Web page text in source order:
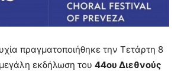
πραγματοποιήθηκε την Τετάρτη 8
εκδήλωση του 44ου Διεθνούς